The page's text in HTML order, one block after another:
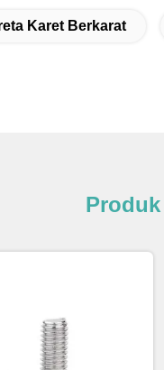
Karet Berkarat